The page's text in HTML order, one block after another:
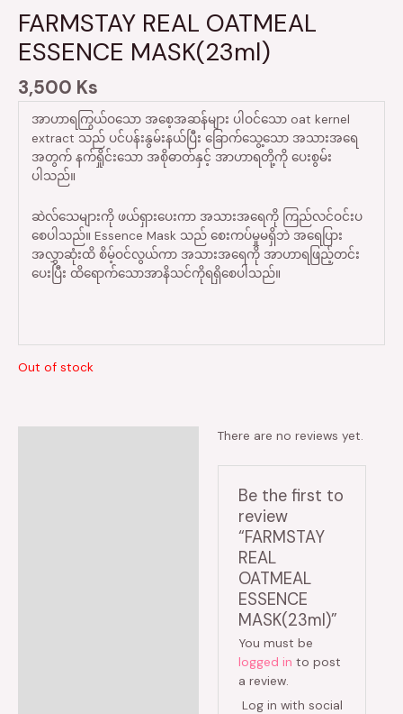
FARMSTAY REAL OATMEAL
ESSENCE MASK(23ml)
3,500 Ks
အာဟာရကြွယ်ဝသော အစေ့အဆန်များ ပါဝင်သော oat kernel
extract သည် ပင်ပန်းနွမ်းနယ်ပြီး ခြောက်သွေ့သော အသားအရေ
အတွက် နက်ရှိုင်းသော အစိုဓာတ်နှင့် အာဟာရတို့ကို ပေးစွမ်း
ပါသည်။
ဆဲလ်သေများကို ဖယ်ရှားပေးကာ အသားအရေကို ကြည်လင်ဝင်းပ
စေပါသည်။ Essence Mask သည် စေးကပ်မှုမရှိဘဲ အရေပြား
အလွှာဆုံးထိ စိမ့်ဝင်လွယ်ကာ အသားအရေကို အာဟာရဖြည့်တင်း
ပေးပြီး ထိ‌ရောက်သောအာနိသင်ကိုရရှိစေပါသည်။
Out of stock
There are no reviews yet.
Be the first to
review
“FARMSTAY
REAL
OATMEAL
ESSENCE
MASK(23ml)”
You must be
logged in to post
a review.
Log in with social